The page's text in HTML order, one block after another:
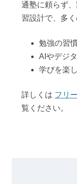
通塾に頼らず
習設計で、多
勉強の習
AIやデジ
学びを楽
詳しくは フリ
覧ください。